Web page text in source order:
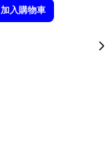
加入購物車